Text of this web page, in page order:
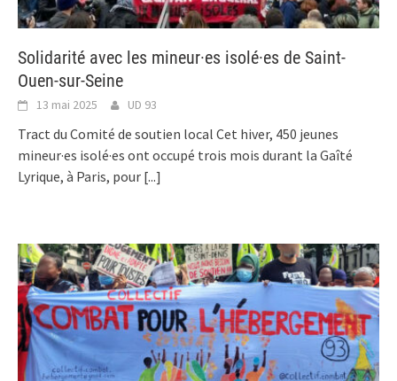
Solidarité avec les mineur·es isolé·es de Saint-
Ouen-sur-Seine
13 mai 2025 UD 93
Tract du Comité de soutien local Cet hiver, 450 jeunes
mineur·es isolé·es ont occupé trois mois durant la Gaîté
Lyrique, à Paris, pour [...]